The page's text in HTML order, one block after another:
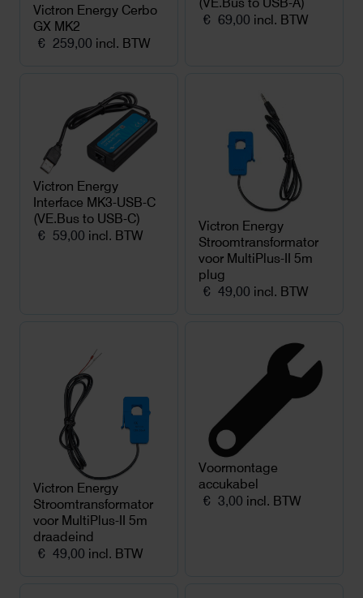
Victron Energy Cerbo
GX MK2
€ 259,00 incl. BTW
€ 69,00 incl. BTW
Victron Energy
Interface MK3-USB-C
(VE.Bus to USB-C)
€ 59,00 incl. BTW
Victron Energy
Stroomtransformator
voor MultiPlus-II 5m
plug
€ 49,00 incl. BTW
Victron Energy
Stroomtransformator
voor MultiPlus-II 5m
draadeind
€ 49,00 incl. BTW
Voormontage
accukabel
€ 3,00 incl. BTW